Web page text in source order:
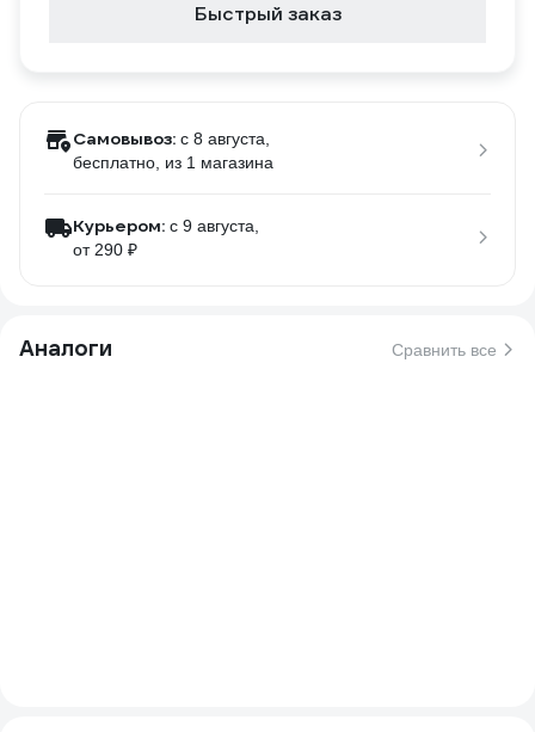
Быстрый заказ
Самовывоз: c 8 августа,
бесплатно , из 1 магазина
Курьером: c 9 августа,
от 290 ₽
Аналоги Сравнить все